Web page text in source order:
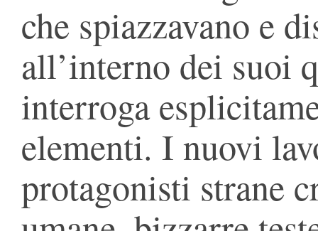
che spiazzavano e
all’interno dei suoi
interroga
elementi. I nuovi
protagonisti strane